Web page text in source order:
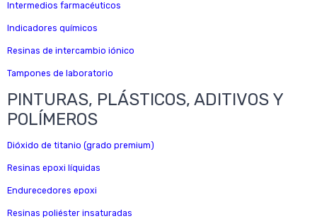
Intermedios farmacéuticos
Indicadores químicos
Resinas de intercambio iónico
Tampones de laboratorio
PINTURAS, PLÁSTICOS, ADITIVOS Y
POLÍMEROS
Dióxido de titanio (grado premium)
Resinas epoxi líquidas
Endurecedores epoxi
Resinas poliéster insaturadas